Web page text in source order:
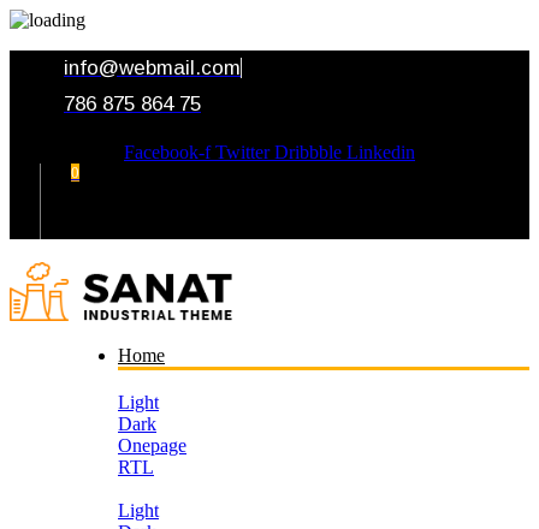
info@webmail.com 786 875 864 75
Facebook-f Twitter
0
Your Cart
Home
Light
Dark
Onepage
RTL
Light
Dark
Onepage
RTL